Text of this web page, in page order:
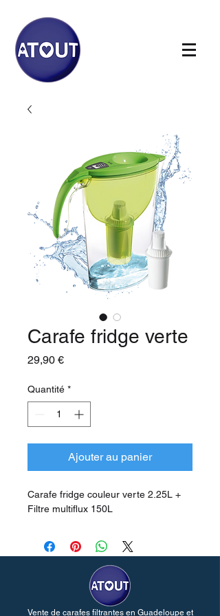
Carafe fridge verte
29,90 €Prix
Quantité *
Ajouter au panier
Carafe fridge couleur verte 2.25L +
Filtre multiflux 150L
Vente de carafes filtrantes en Guadeloupe et